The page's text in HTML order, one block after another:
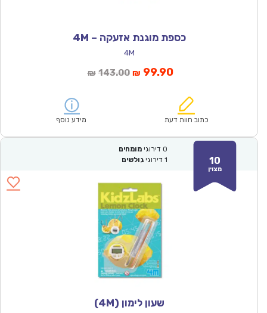
כספת מוגנת אזעקה – 4M
4M
₪ 143.00המחיר
₪143.00.
₪ 99.90המחיר
הוא:
כתוב חוות דעת מידע נוסף
10
מצוין
0 דירוגי מומחים
1 דירוגי גולשים
שעון לימון (4M)